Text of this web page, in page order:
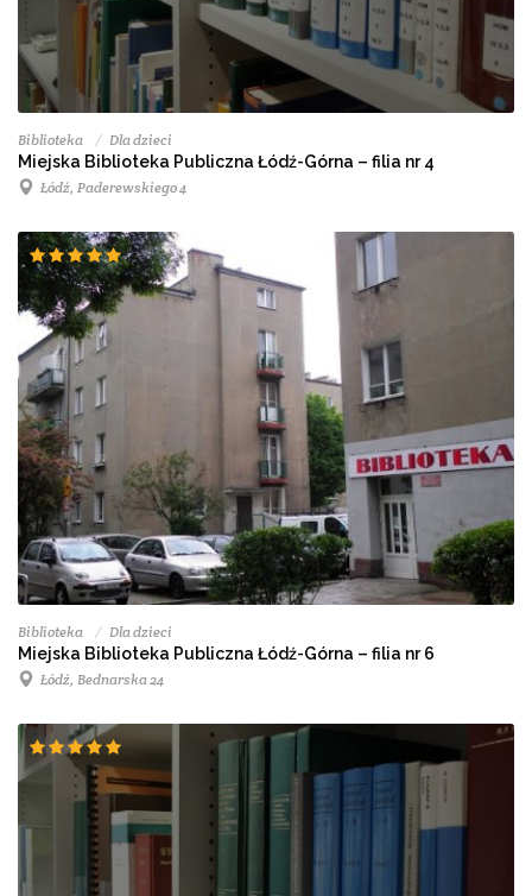
Biblioteka Dla dzieci
Miejska Biblioteka Publiczna Łódź-Górna – filia nr 4
Łódź, Paderewskiego 4
Biblioteka Dla dzieci
Miejska Biblioteka Publiczna Łódź-Górna – filia nr 6
Łódź, Bednarska 24